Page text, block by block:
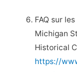
FAQ sur
Michigan
Historical
https://